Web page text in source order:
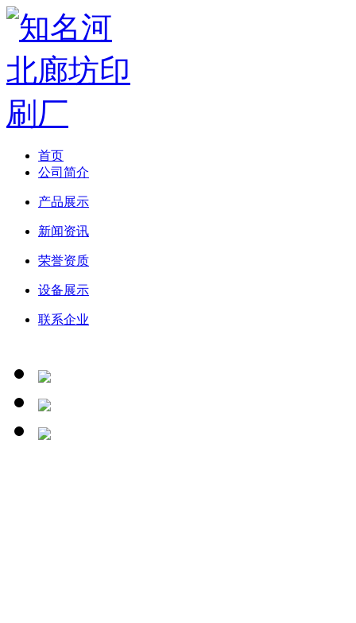
首页
公司简介
产品展示
新闻资讯
荣誉资质
设备展示
联系企业